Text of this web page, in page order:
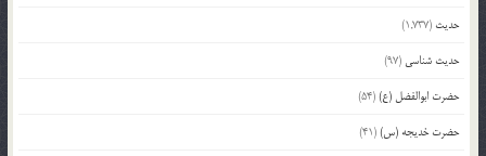
حدیث (1,737)
حدیث شناسی (97)
حضرت ابوالفضل (ع)(54)
حضرت خدیجه (س)(41)